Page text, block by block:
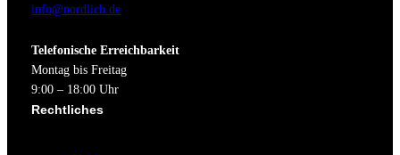
info@nordlich.de
Telefonische Erreichbarkeit
Montag bis Freitag
9:00 – 18:00 Uhr
Rechtliches